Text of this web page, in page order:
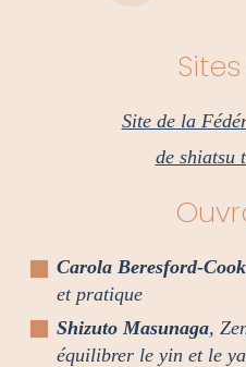
Site de la
de shiatsu
Carola Beresford-
et pratique
Shizuto Masunaga,
équilibrer le yin et le